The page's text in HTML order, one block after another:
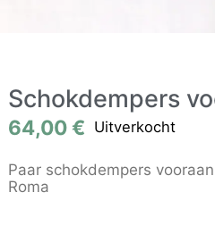
Schokdempers
64,00€ Uitverkocht
Paar schokdempers
Roma